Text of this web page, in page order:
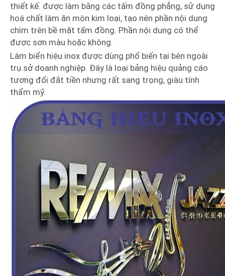
thiết kế. được làm bằng các tấm đồng phẳng, sử dụng
hoá chất làm ăn mòn kim loại, tạo nên phần nội dung
chìm trên bề mặt tấm đồng. Phần nội dung có thể
được sơn màu hoặc không.
Làm biển hiệu inox được dùng phổ biến tại bên ngoài
trụ sở doanh nghiệp. Đây là loại bảng hiệu quảng cáo
tương đối đắt tiền nhưng rất sang trọng, giàu tính
thẩm mỹ.